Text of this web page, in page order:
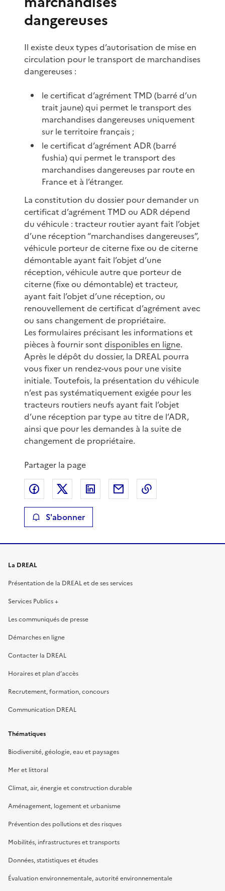
dangereuses
Il existe deux types d’autorisation de mise en
circulation pour le transport de marchandises
dangereuses :
le certificat d’agrément TMD (barré d’un
trait jaune) qui permet le transport des
marchandises dangereuses uniquement
sur le territoire français ;
le certificat d’agrément ADR (barré
fushia) qui permet le transport des
marchandises dangereuses par route en
France et à l’étranger.
La constitution du dossier pour demander un
certificat d’agrément TMD ou ADR dépend
du véhicule : tracteur routier ayant fait l’objet
d’une réception “marchandises dangereuses”,
véhicule porteur de citerne fixe ou de citerne
démontable ayant fait l’objet d’une
réception, véhicule autre que porteur de
citerne (fixe ou démontable) et tracteur,
ayant fait l’objet d’une réception, ou
renouvellement de certificat d’agrément avec
ou sans changement de propriétaire.
Les formulaires précisant les informations et
pièces à fournir sont disponibles en ligne.
Après le dépôt du dossier, la DREAL pourra
vous fixer un rendez-vous pour une visite
initiale. Toutefois, la présentation du véhicule
n’est pas systématiquement exigée pour les
tracteurs routiers neufs ayant fait l’objet
d’une réception par type au titre de l’ADR,
ainsi que pour les demandes à la suite de
changement de propriétaire.
Partager la page
Partager sur Facebook
Partager sur XPartager sur LinkedIn
Partager par email
S'abonner
La DREAL
Présentation de la DREAL et de ses services
Services Publics +
Les communiqués de presse
Démarches en ligne
Contacter la DREAL
Horaires et plan d’accès
Recrutement, formation, concours
Communication DREAL
Thématiques
Biodiversité, géologie, eau et paysages
Mer et littoral
Climat, air, énergie et construction durable
Aménagement, logement et urbanisme
Prévention des pollutions et des risques
Mobilités, infrastructures et transports
Données, statistiques et études
Évaluation environnementale, autorité environnementale